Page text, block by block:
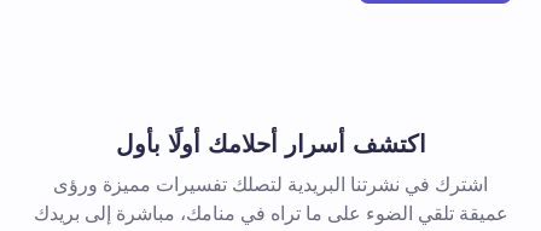
اكتشف أسرار أحلامك أولًا بأول
اشترك في نشرتنا البريدية لتصلك تفسيرات مميزة ورؤى
عميقة تلقي الضوء على ما تراه في منامك، مباشرة إلى بريدك